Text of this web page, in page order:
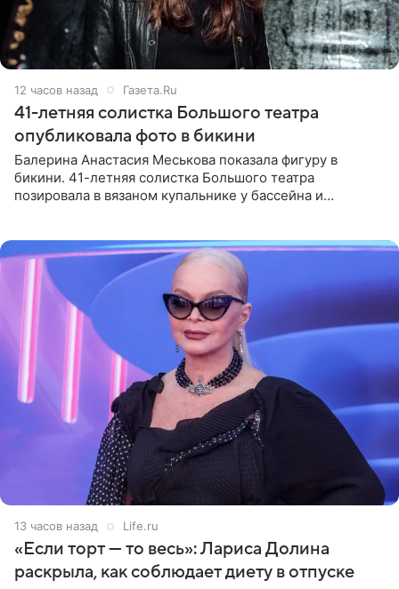
12 часов назад Газета.Ru
41-летняя солистка Большого театра
опубликовала фото в бикини
Балерина Анастасия Меськова показала фигуру в
бикини. 41-летняя солистка Большого театра
позировала в вязаном купальнике у бассейна и
13 часов назад Life.ru
«Если торт — то весь»: Лариса Долина
раскрыла, как соблюдает диету в отпуске